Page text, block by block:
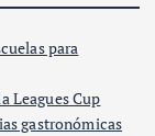
para
Leagues Cup
gastronómicas